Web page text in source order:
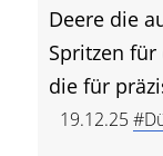
Deere die
Spritzen
die für
19.12.25